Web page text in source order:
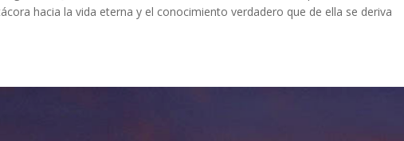
hacia la vida eterna y el conocimiento verdadero que de ella se deriva